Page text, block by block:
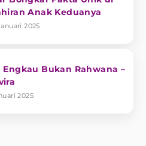
Anak Keduanya
2025
Engkau Bukan Rahwana –
2025